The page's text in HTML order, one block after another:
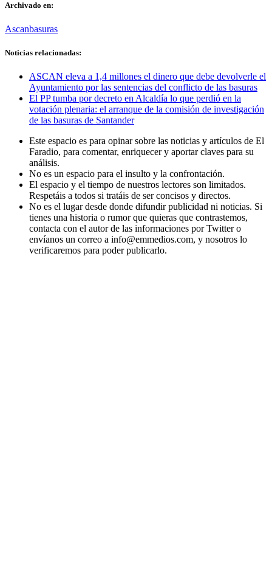
Archivado en:
Ascanbasuras
Noticias relacionadas:
ASCAN eleva a 1,4 millones el dinero que debe devolverle el
Ayuntamiento por las sentencias del conflicto de las basuras
El PP tumba por decreto en Alcaldía lo que perdió en la
votación plenaria: el arranque de la comisión de investigación
de las basuras de Santander
Este espacio es para opinar sobre las noticias y artículos de El
Faradio, para comentar, enriquecer y aportar claves para su
análisis.
No es un espacio para el insulto y la confrontación.
El espacio y el tiempo de nuestros lectores son limitados.
Respetáis a todos si tratáis de ser concisos y directos.
No es el lugar desde donde difundir publicidad ni noticias. Si
tienes una historia o rumor que quieras que contrastemos,
contacta con el autor de las informaciones por Twitter o
envíanos un correo a info@emmedios.com, y nosotros lo
verificaremos para poder publicarlo.